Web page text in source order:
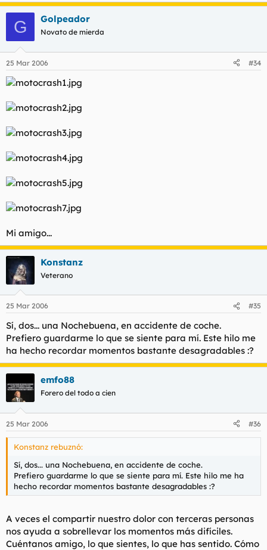
G Golpeador
Novato de mierda
25 Mar 2006 #34
Mi amigo...
Konstanz
Veterano
25 Mar 2006 #35
Sí, dos... una Nochebuena, en accidente de coche.
Prefiero guardarme lo que se siente para mí. Este hilo me
ha hecho recordar momentos bastante desagradables :?
emfo88
Forero del todo a cien
25 Mar 2006 #36
Konstanz rebuznó:
Sí, dos... una Nochebuena, en accidente de coche.
Prefiero guardarme lo que se siente para mí. Este hilo me ha
hecho recordar momentos bastante desagradables :?
A veces el compartir nuestro dolor con terceras personas
nos ayuda a sobrellevar los momentos más difíciles.
Cuéntanos amigo, lo que sientes, lo que has sentido. Cómo